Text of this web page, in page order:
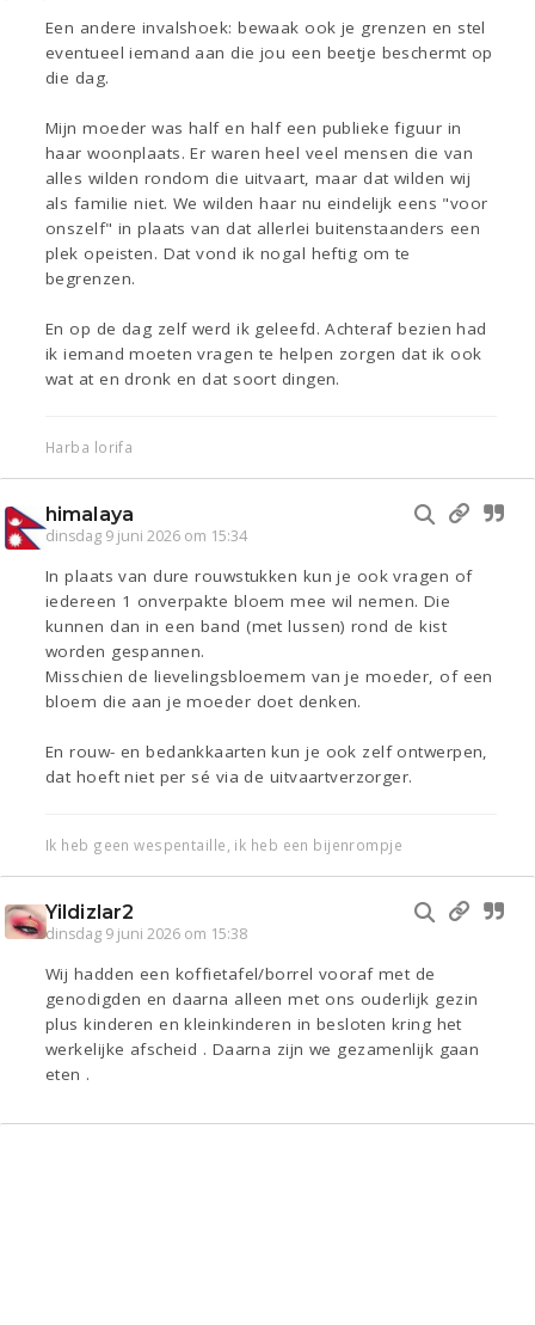
Een andere invalshoek: bewaak ook je grenzen en stel
eventueel iemand aan die jou een beetje beschermt op
die dag.
Mijn moeder was half en half een publieke figuur in
haar woonplaats. Er waren heel veel mensen die van
alles wilden rondom die uitvaart, maar dat wilden wij
als familie niet. We wilden haar nu eindelijk eens "voor
onszelf" in plaats van dat allerlei buitenstaanders een
plek opeisten. Dat vond ik nogal heftig om te
begrenzen.
En op de dag zelf werd ik geleefd. Achteraf bezien had
ik iemand moeten vragen te helpen zorgen dat ik ook
wat at en dronk en dat soort dingen.
Harba lorifa
himalaya
dinsdag 9 juni 2026 om 15:34
In plaats van dure rouwstukken kun je ook vragen of
iedereen 1 onverpakte bloem mee wil nemen. Die
kunnen dan in een band (met lussen) rond de kist
worden gespannen.
Misschien de lievelingsbloemem van je moeder, of een
bloem die aan je moeder doet denken.
En rouw- en bedankkaarten kun je ook zelf ontwerpen,
dat hoeft niet per sé via de uitvaartverzorger.
Ik heb geen wespentaille, ik heb een bijenrompje
Yildizlar2
dinsdag 9 juni 2026 om 15:38
Wij hadden een koffietafel/borrel vooraf met de
genodigden en daarna alleen met ons ouderlijk gezin
plus kinderen en kleinkinderen in besloten kring het
werkelijke afscheid . Daarna zijn we gezamenlijk gaan
eten .